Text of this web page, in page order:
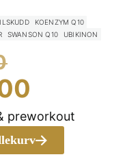
KOENZYM Q10
SWANSON Q10 UBIKINON
pris
var:
kr 599.00.
pris
er:
preworkout